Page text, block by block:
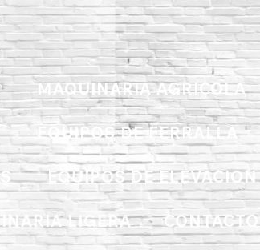
MAQUINARIA AGRICOLA
EQUIPOS DE FERRALLA
EQUIPOS DE ELEVACIÓN
LIGERA CONTACTO